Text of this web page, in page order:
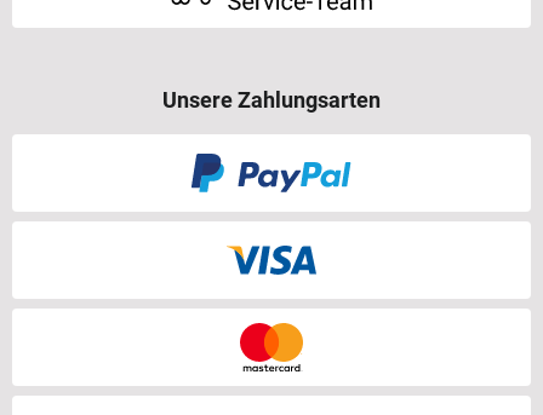
Unsere Zahlungsarten